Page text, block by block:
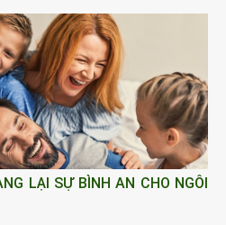
LẠI SỰ BÌNH AN CHO NGÔI